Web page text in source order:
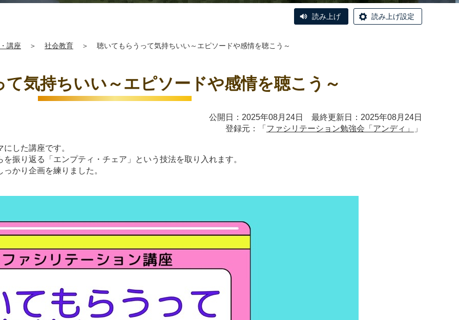
読み上げ 読み上げ設定
講座 ＞ 社会教育 ＞ 聴いてもらうって気持ちいい～エピソードや感情を聴こう～
気持ちいい～エピソードや感情を聴こう～
公開日：2025年08月24日 最終更新日：2025年08月24日
登録元：「 ファシリテーション勉強会「アンディ」 」
した講座です。
振り返る「エンプティ・チェア」という技法を取り入れます。
かり企画を練りました。